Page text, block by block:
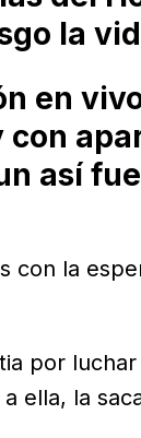
la
en
con
así
con la
por
ella, la